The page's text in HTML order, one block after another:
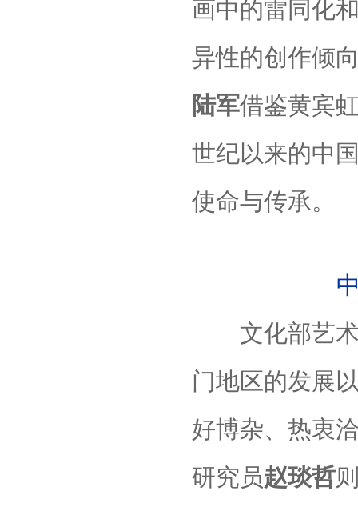
画中的雷同化
异性的创作倾
陆军借鉴黄宾
世纪以来的中
使命与传承。
文化部艺术
门地区的发展
好博杂、热衷
研究员赵琰哲